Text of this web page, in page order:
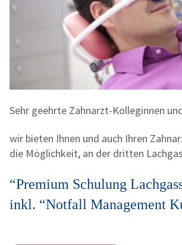
Sehr geehrte Zahnarzt-Kolleginnen
wir bieten Ihnen und auch Ihren
die Möglichkeit, an der dritten
“Premium Schulung
inkl. “Notfall Management